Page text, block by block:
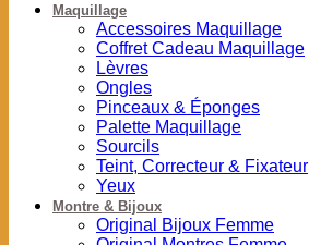
Maquillage
Accessoires Maquillage
Coffret Cadeau Maquillage
Lèvres
Ongles
Pinceaux & Éponges
Palette Maquillage
Sourcils
Teint, Correcteur & Fixateur
Yeux
Montre & Bijoux
Original Bijoux Femme